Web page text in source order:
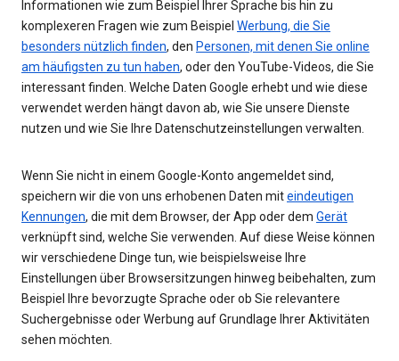
Informationen wie zum Beispiel Ihrer Sprache bis hin zu
komplexeren Fragen wie zum Beispiel Werbung, die Sie
besonders nützlich finden, den Personen, mit denen Sie online
am häufigsten zu tun haben, oder den YouTube-Videos, die Sie
interessant finden. Welche Daten Google erhebt und wie diese
verwendet werden hängt davon ab, wie Sie unsere Dienste
nutzen und wie Sie Ihre Datenschutzeinstellungen verwalten.
Wenn Sie nicht in einem Google-Konto angemeldet sind,
speichern wir die von uns erhobenen Daten miteindeutigen
Kennungen, die mit dem Browser, der App oder dem Gerät
verknüpft sind, welche Sie verwenden. Auf diese Weise können
wir verschiedene Dinge tun, wie beispielsweise Ihre
Einstellungen über Browsersitzungen hinweg beibehalten, zum
Beispiel Ihre bevorzugte Sprache oder ob Sie relevantere
Suchergebnisse oder Werbung auf Grundlage Ihrer Aktivitäten
sehen möchten.